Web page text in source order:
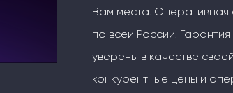
Вам места. Оперативная
по всей России.
уверены в качестве
конкурентные цены и